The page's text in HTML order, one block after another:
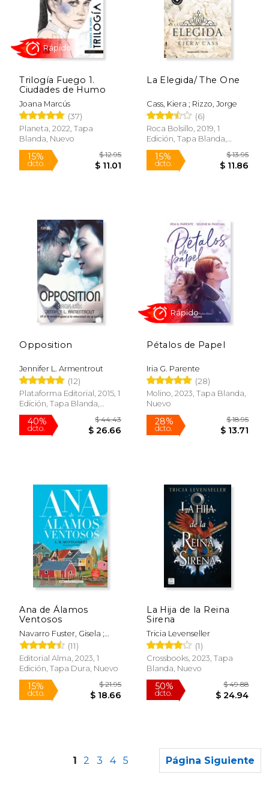
50%
dcto. $ 25.69
24%
dcto.
Rápido
dcto. dcto.
Trilogía Fuego 1.
Ciudades de Humo
Joana Marcús
(37)
Planeta, 2022, Tapa
Blanda, Nuevo
La Elegida/ The One
Cass, Kiera ; Rizzo, Jorge
(6)
Roca Bolsillo, 2019, 1
Edición, Tapa Blanda,
Nuevo
Opposition
Jennifer L. Armentrout
(12)
Plataforma Editorial, 2015, 1
Edición, Tapa Blanda,
Nuevo
Pétalos de Papel
Iria G. Parente
(28)
Molino, 2023, Tapa Blanda,
Nuevo
Ana de Álamos
Ventosos
Navarro Fuster, Gisela ;
Martínez Muñoz, Catalina ;
Montgomery, Lucy Maud
(11)
Editorial Alma, 2023, 1
Edición, Tapa Dura, Nuevo
La Hija de la Reina
Sirena
Tricia Levenseller
(1)
Crossbooks, 2023, Tapa
Blanda, Nuevo
1 2 3 4 5 Página Siguiente